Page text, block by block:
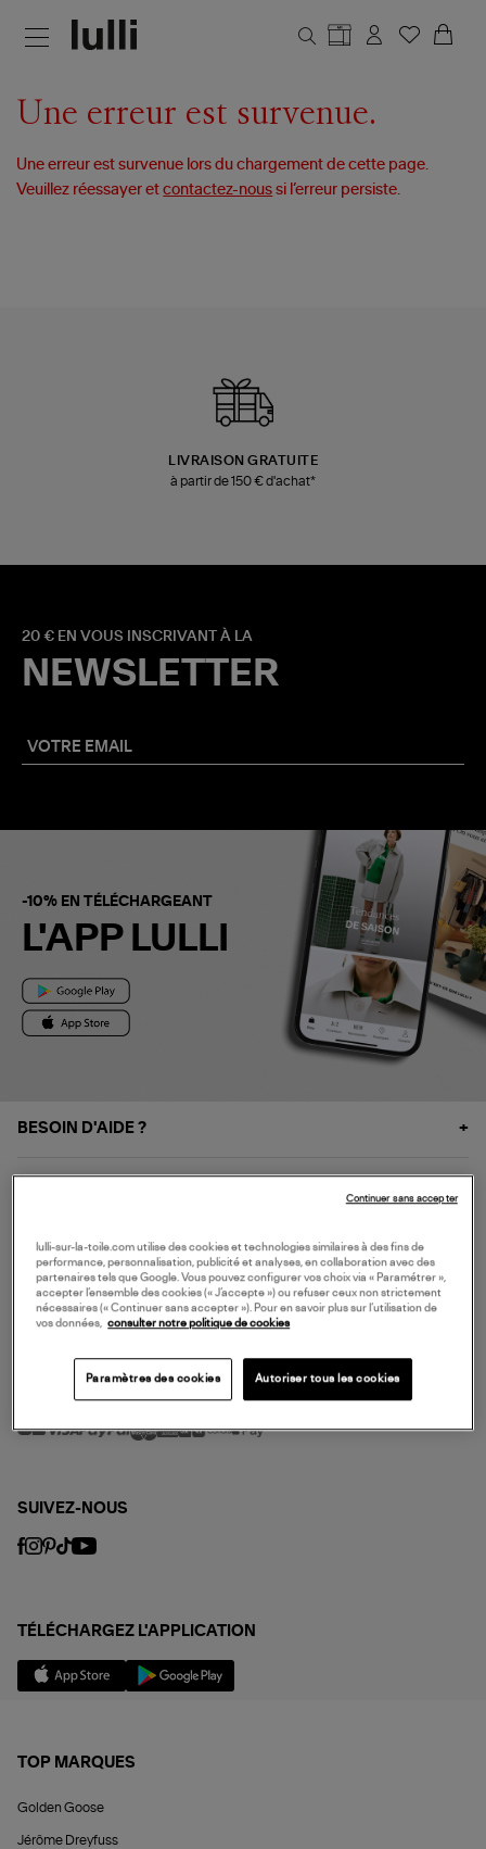
Une erreur est survenue.
Une erreur est survenue lors du chargement de cette page.
Veuillez réessayer etcontactez-nous si l’erreur persiste.
LIVRAISON GRATUITE
à partir de 150 € d'achat*
20 € EN VOUS INSCRIVANT À LA
NEWSLETTER
-10% EN TÉLÉCHARGEANT
L'APP LULLI
BESOIN D'AIDE ?
NOS SERVICES
SERVICE CLIENT
MODE DE PAIEMENT
SUIVEZ-NOUS
TÉLÉCHARGEZ L'APPLICATION
TOP MARQUES
Golden Goose
Jérôme Dreyfuss
lulli-sur-la-toile.com utilise des cookies et technologies similaires à des fins de
performance, personnalisation, publicité et analyses, en collaboration avec des
partenaires tels que Google. Vous pouvez configurer vos choix via « Paramétrer »,
accepter l’ensemble des cookies (« J’accepte ») ou refuser ceux non strictement
nécessaires (« Continuer sans accepter »). Pour en savoir plus sur l’utilisation de
vos données,
consulter notre politique de cookies
Paramètres des cookies Autoriser tous les cookies
Continuer sans accepter